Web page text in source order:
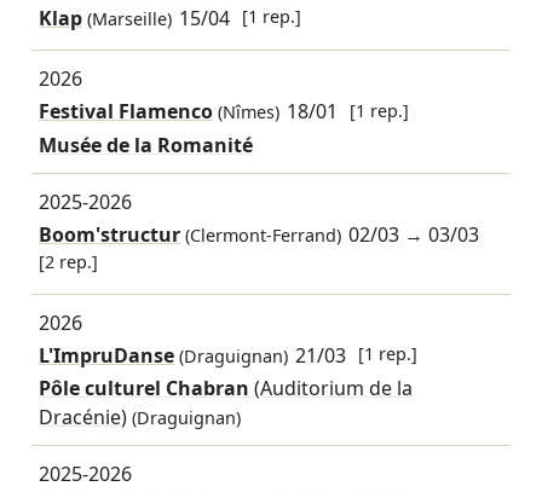
Klap(Marseille) 15/04 [1 rep.]
2026
Festival Flamenco(Nîmes) 18/01 [1 rep.]
Musée de la Romanité
2025-2026
Boom'structur(Clermont-Ferrand) 02/03 →03/03
[2 rep.]
2026
L'ImpruDanse(Draguignan) 21/03 [1 rep.]
Pôle culturel Chabran (Auditorium de la
Dracénie) (Draguignan)
2025-2026